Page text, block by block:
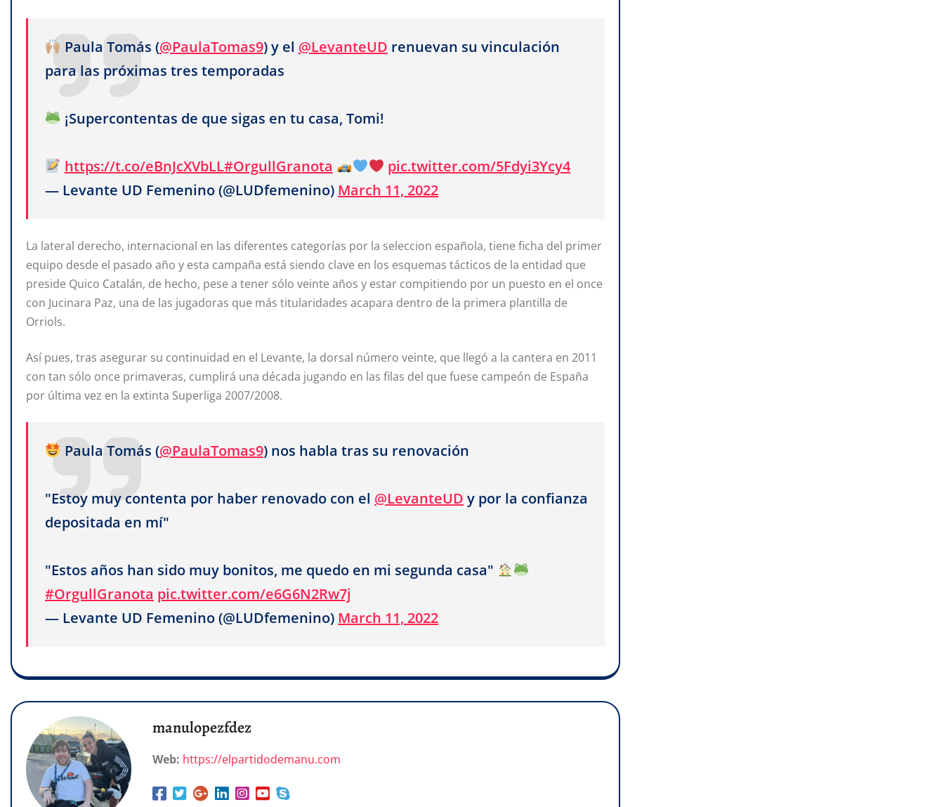
Paula Tomás (@PaulaTomas9) y el @LevanteUD renuevan su vinculación
para las próximas tres temporadas
¡Supercontentas de que sigas en tu casa, Tomi!
https://t.co/eBnJcXVbLL#OrgullGranota
pic.twitter.com/5Fdyi3Ycy4
— Levante UD Femenino (@LUDfemenino) March 11, 2022
La lateral derecho, internacional en las diferentes categorías por la seleccion española, tiene ficha del primer
equipo desde el pasado año y esta campaña está siendo clave en los esquemas tácticos de la entidad que
preside Quico Catalán, de hecho, pese a tener sólo veinte años y estar compitiendo por un puesto en el once
con Jucinara Paz, una de las jugadoras que más titularidades acapara dentro de la primera plantilla de
Orriols.
Así pues, tras asegurar su continuidad en el Levante, la dorsal número veinte, que llegó a la cantera en 2011
con tan sólo once primaveras, cumplirá una década jugando en las filas del que fuese campeón de España
por última vez en la extinta Superliga 2007/2008.
Paula Tomás (@PaulaTomas9) nos habla tras su renovación
"Estoy muy contenta por haber renovado con el @LevanteUD y por la confianza
depositada en mí"
"Estos años han sido muy bonitos, me quedo en mi segunda casa"
#OrgullGranota pic.twitter.com/e6G6N2Rw7j
— Levante UD Femenino (@LUDfemenino) March 11, 2022
manulopezfdez
Web: https://elpartidodemanu.com